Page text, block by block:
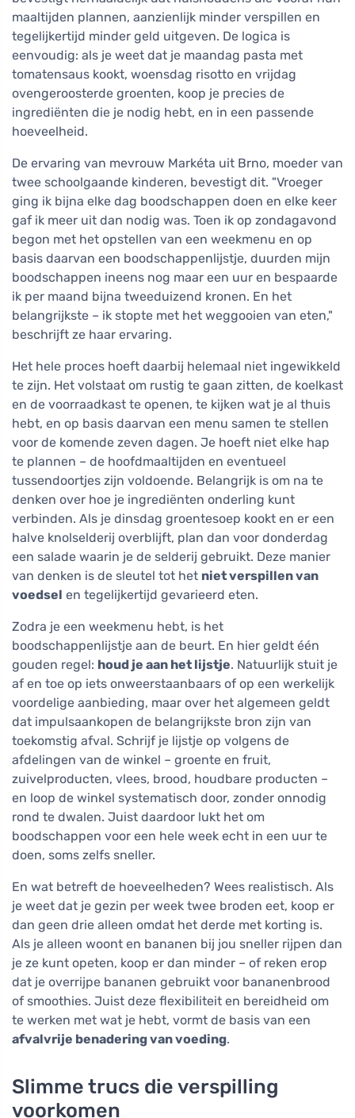
maaltijden plannen, aanzienlijk minder verspillen en
tegelijkertijd minder geld uitgeven. De logica is
eenvoudig: als je weet dat je maandag pasta met
tomatensaus kookt, woensdag risotto en vrijdag
ovengeroosterde groenten, koop je precies de
ingrediënten die je nodig hebt, en in een passende
hoeveelheid.
De ervaring van mevrouw Markéta uit Brno, moeder van
twee schoolgaande kinderen, bevestigt dit. "Vroeger
ging ik bijna elke dag boodschappen doen en elke keer
gaf ik meer uit dan nodig was. Toen ik op zondagavond
begon met het opstellen van een weekmenu en op
basis daarvan een boodschappenlijstje, duurden mijn
boodschappen ineens nog maar een uur en bespaarde
ik per maand bijna tweeduizend kronen. En het
belangrijkste – ik stopte met het weggooien van eten,"
beschrijft ze haar ervaring.
Het hele proces hoeft daarbij helemaal niet ingewikkeld
te zijn. Het volstaat om rustig te gaan zitten, de koelkast
en de voorraadkast te openen, te kijken wat je al thuis
hebt, en op basis daarvan een menu samen te stellen
voor de komende zeven dagen. Je hoeft niet elke hap
te plannen – de hoofdmaaltijden en eventueel
tussendoortjes zijn voldoende. Belangrijk is om na te
denken over hoe je ingrediënten onderling kunt
verbinden. Als je dinsdag groentesoep kookt en er een
halve knolselderij overblijft, plan dan voor donderdag
een salade waarin je de selderij gebruikt. Deze manier
van denken is de sleutel tot het niet verspillen van
voedsel en tegelijkertijd gevarieerd eten.
Zodra je een weekmenu hebt, is het
boodschappenlijstje aan de beurt. En hier geldt één
gouden regel: houd je aan het lijstje. Natuurlijk stuit je
af en toe op iets onweerstaanbaars of op een werkelijk
voordelige aanbieding, maar over het algemeen geldt
dat impulsaankopen de belangrijkste bron zijn van
toekomstig afval. Schrijf je lijstje op volgens de
afdelingen van de winkel – groente en fruit,
zuivelproducten, vlees, brood, houdbare producten –
en loop de winkel systematisch door, zonder onnodig
rond te dwalen. Juist daardoor lukt het om
boodschappen voor een hele week echt in een uur te
doen, soms zelfs sneller.
En wat betreft de hoeveelheden? Wees realistisch. Als
je weet dat je gezin per week twee broden eet, koop er
dan geen drie alleen omdat het derde met korting is.
Als je alleen woont en bananen bij jou sneller rijpen dan
je ze kunt opeten, koop er dan minder – of reken erop
dat je overrijpe bananen gebruikt voor bananenbrood
of smoothies. Juist deze flexibiliteit en bereidheid om
te werken met wat je hebt, vormt de basis van een
afvalvrije benadering van voeding.
Slimme trucs die verspilling
voorkomen